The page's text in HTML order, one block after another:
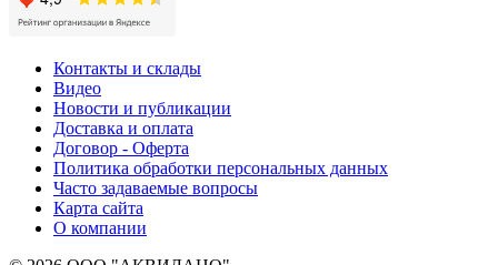
Контакты и склады
Видео
Новости и публикации
Доставка и оплата
Договор - Оферта
Политика обработки персональных данных
Часто задаваемые вопросы
Карта сайта
О компании